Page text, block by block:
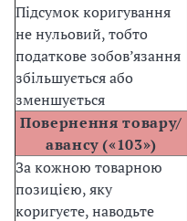
Підсумок коригування
не нульовий, тобто
податкове зобов’язання
збільшується або
зменшується
Повернення товару/
авансу («103»)
За кожною товарною
позицією, яку
коригуєте, наводьте